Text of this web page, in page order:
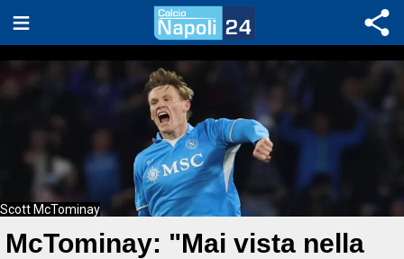
Scott McTominay
McTominay: "Mai vista nella